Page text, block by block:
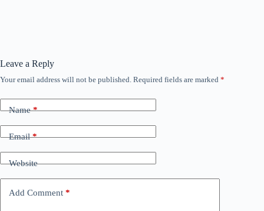
Leave a Reply
Your email address will not be published. Required fields are marked *
Name*
Email*
Website
Add Comment *